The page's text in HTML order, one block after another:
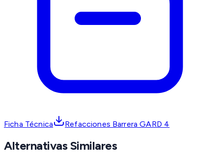
Ficha Técnica Refacciones Barrera GARD 4
Alternativas Similares